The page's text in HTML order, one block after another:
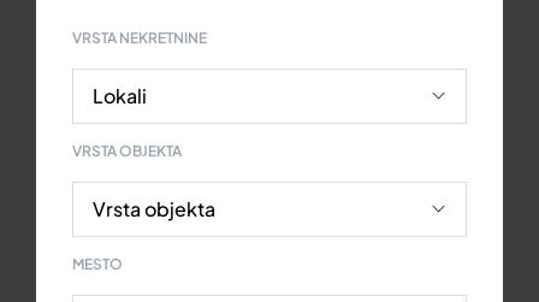
VRSTA NEKRETNINE
VRSTA OBJEKTA
MESTO